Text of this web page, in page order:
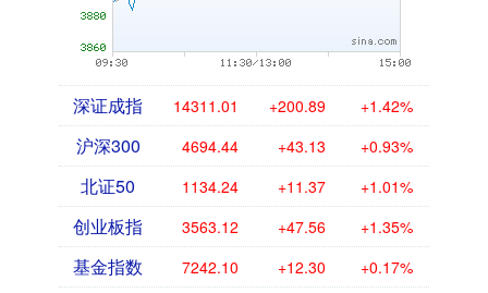
深证成指 14311.01 +200.89 +1.42%
沪深300 4694.44 +43.13 +0.93%
北证50 1134.24 +11.37 +1.01%
创业板指 3563.12 +47.56 +1.35%
基金指数 7242.10 +12.30 +0.17%